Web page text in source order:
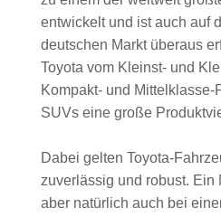
entwickelt und ist auch auf
deutschen Markt überaus
Toyota vom Kleinst- und
Kompakt- und Mittelklasse-
SUVs eine große
Dabei gelten Toyota-
zuverlässig und robust. Ein
aber natürlich auch bei